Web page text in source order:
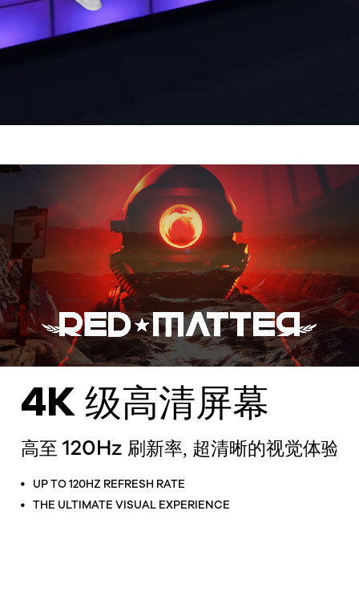
4K 级高清屏幕
高至 120Hz 刷新率, 超清晰的视觉体验
UP TO 120HZ REFRESH RATE
THE ULTIMATE VISUAL EXPERIENCE